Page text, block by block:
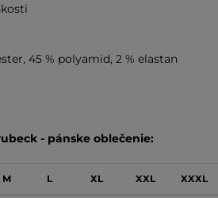
45 % polyamid, 2 % elastan
- pánske oblečenie:
M L XL XXL XXXL